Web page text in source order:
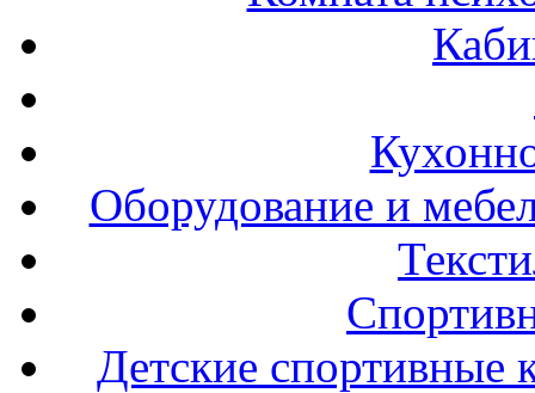
Оборудование и
Детские спортивные